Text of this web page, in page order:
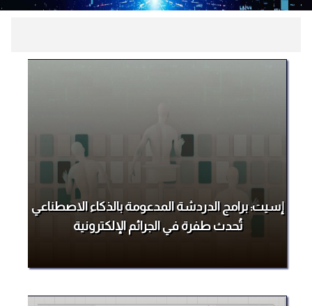
إسيت: برامج الدردشة المدعومة بالذكاء الاصطناعي
تُحدث طفرة في الجرائم الإلكترونية